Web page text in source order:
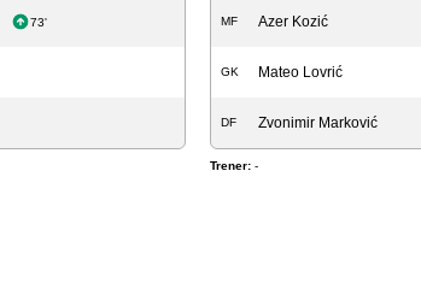
73' MF Azer Kozić
GK Mateo Lovrić
DF Zvonimir Marković
Trener: -